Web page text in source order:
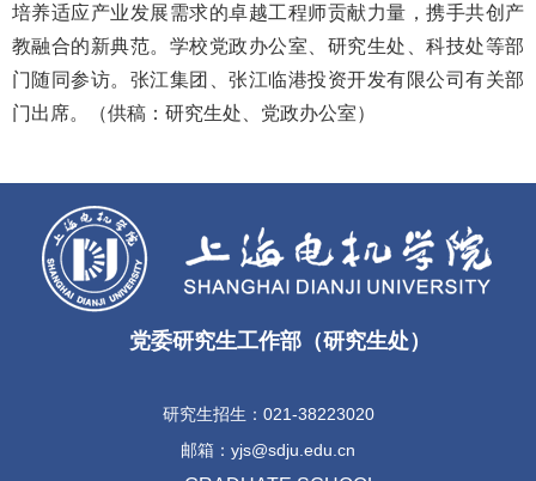
培养适应产业发展需求的卓越工程师贡献力量，携手共创产
教融合的新典范。学校党政办公室、研究生处、科技处等部
门随同参访。张江集团、张江临港投资开发有限公司有关部
门出席。（供稿：研究生处、党政办公室）
党委研究生工作部（研究生处）
研究生招生：021-38223020
邮箱：yjs@sdju.edu.cn